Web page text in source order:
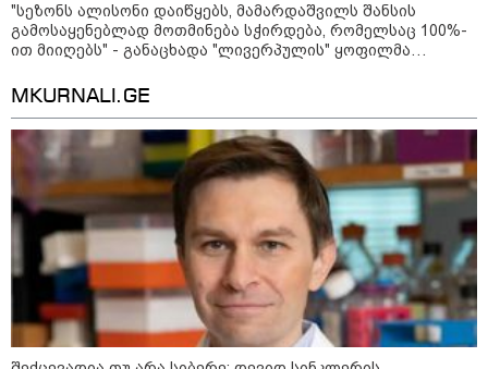
ოკუპირებულ აფხაზეთში საწვავის
დეფიციტია, კილომეტრიანი რიგები და
შეზღუდვა საწვავის ჩასხმაზე - რა
ინფორმაციას აქვეყნებს "დემოკრატიის
კვლევის ინსტიტუტი“
14:23 / 05-08-2026
ევროპელმა და რუსმა ყოფილმა
მაღალჩინოსნებმა უკრაინაში
ომთან დაკავშირებით
მოლაპარაკებები გამართეს - რა
"სეზონს ალისონი დაიწყებს, მამარდაშვილს შანსის
გამოსაყენებლად მოთმინება სჭირდება, რომელსაც 100%-
ით მიიღებს" - განაცხადა "ლივერპულის" ყოფილმა
MKURNALI.GE